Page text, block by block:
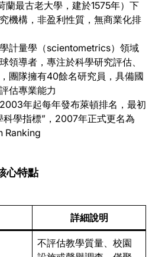
蘭最古老大學，建於1575年）下
機構，非盈利性質，無商業化排
學計量學（scientometrics）領域
領導者，專注於科學研究評估、
團隊擁有40餘名研究員，具備國
估專業能力
2003年起每年發布萊頓排名，最初
科學指標”，2007年正式更名為
Ranking
心特點
詳細說明
不評估教學質量、校園